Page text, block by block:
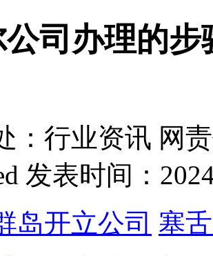
司办理的
：行业资讯 网
发表时间：
岛开立公司 塞